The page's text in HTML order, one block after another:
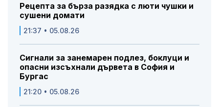
Рецепта за бърза разядка с люти чушки и
сушени домати
21:37 • 05.08.26
Сигнали за занемарен подлез, боклуци и
опасни изсъхнали дървета в София и
Бургас
21:20 • 05.08.26